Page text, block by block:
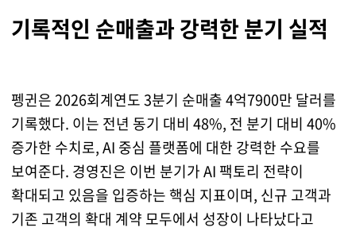
기록적인 순매출과 강력한 분기 실적
펭귄은 2026회계연도 3분기 순매출 4억7900만 달러를
기록했다. 이는 전년 동기 대비 48%, 전 분기 대비 40%
증가한 수치로, AI 중심 플랫폼에 대한 강력한 수요를
보여준다. 경영진은 이번 분기가 AI 팩토리 전략이
확대되고 있음을 입증하는 핵심 지표이며, 신규 고객과
기존 고객의 확대 계약 모두에서 성장이 나타났다고